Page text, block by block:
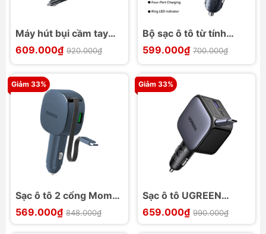
Máy hút bụi cầm tay
Mini Baseus Shark One
609.000₫ 920.000₫
Bộ sạc ô tô từ tính
Baseus PrimeTrip VP2
A+3C 160W
599.000₫ 700.000₫
Giảm 33%
Sạc ô tô 2 cổng Momax
1-Move⁺ 60w với cáp
rút gọn tích hợp
569.000₫ 848.000₫
Giảm 33%
Sạc ô tô UGREEN
Nexode EC603 55909
90w với cáp rút
659.000₫ 990.000₫